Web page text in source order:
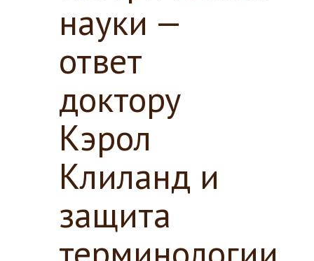
науки —
ответ
доктору
Кэрол
Клиланд и
защита